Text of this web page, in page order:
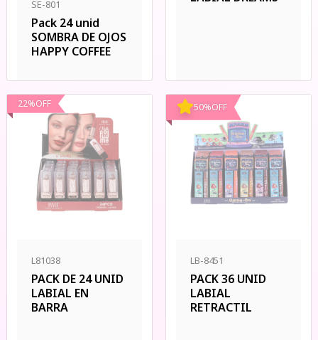
SE-801
Pack 24 unid
SOMBRA DE OJOS
HAPPY COFFEE
22%OFF
L81038
PACK DE 24 UNID
LABIAL EN
BARRA
50%OFF
LB-8451
PACK 36 UNID
LABIAL
RETRACTIL